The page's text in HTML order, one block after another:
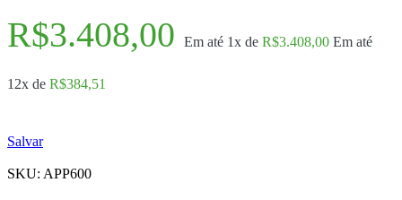
R$3.408,00 Em até 1x de R$3.408,00 Em até
12x de R$384,51
Salvar
SKU: APP600